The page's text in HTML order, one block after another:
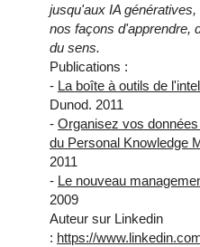
jusqu'aux IA
nos façons d'apprendre,
du sens.
Publications :
- La boîte à outils de
Dunod. 2011
- Organisez vos
du Personal Knowledge
2011
- Le nouveau
2009
Auteur sur Linkedin
: https://